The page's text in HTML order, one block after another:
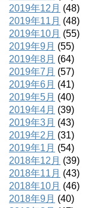
2019年12月 (48)
2019年11月 (48)
2019年10月 (55)
2019年9月 (55)
2019年8月 (64)
2019年7月 (57)
2019年6月 (41)
2019年5月 (40)
2019年4月 (39)
2019年3月 (43)
2019年2月 (31)
2019年1月 (54)
2018年12月 (39)
2018年11月 (43)
2018年10月 (46)
2018年9月 (40)